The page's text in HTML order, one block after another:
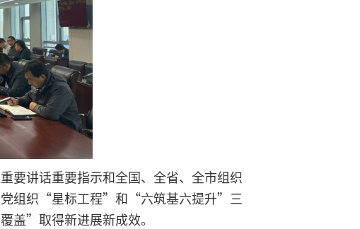
要讲话重要指示和全国、全省、全市组织
党组织“星标工程”和“六筑基六提升”三
盖”取得新进展新成效。